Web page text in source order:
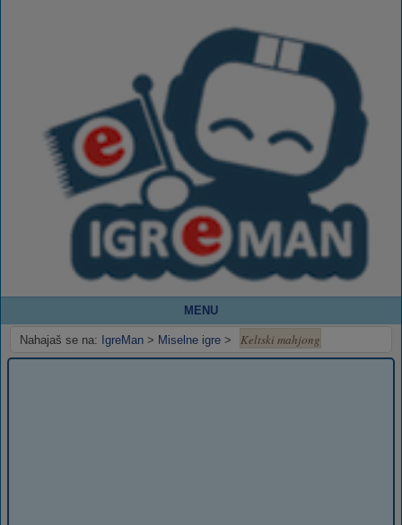
MENU
Nahajaš se na: IgreMan > Miselne igre > Keltski mahjong